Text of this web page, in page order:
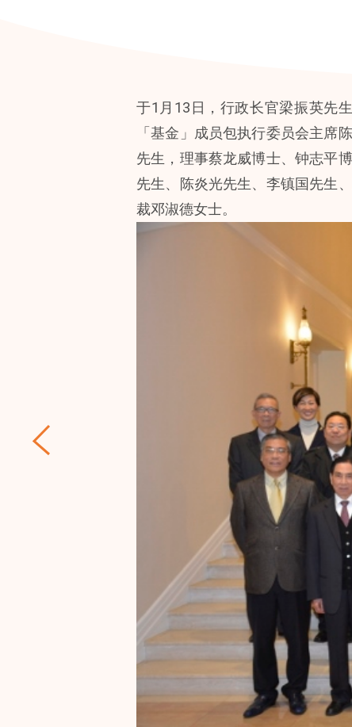
于1月13日，行政长官梁振英先
「基金」成员包执行委员会主席
先生，理事蔡龙威博士、钟志平
先生、陈炎光先生、李镇国先生
裁邓淑德女士。